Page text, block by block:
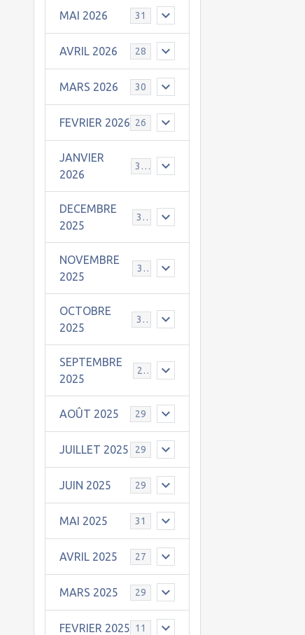
MAI 2026 31
AVRIL 2026 28
MARS 2026 30
FEVRIER 2026 26
JANVIER
2026
31
DECEMBRE
2025
30
NOVEMBRE
2025
30
OCTOBRE
2025
31
SEPTEMBRE
2025
25
AOÛT 2025 29
JUILLET 2025 29
JUIN 2025 29
MAI 2025 31
AVRIL 2025 27
MARS 2025 29
FEVRIER 2025 11